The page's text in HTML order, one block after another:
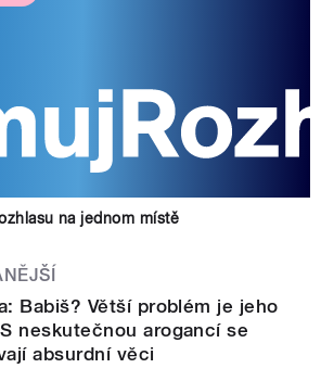
na jednom místě
Babiš? Větší problém je jeho
neskutečnou arogancí se
absurdní věci